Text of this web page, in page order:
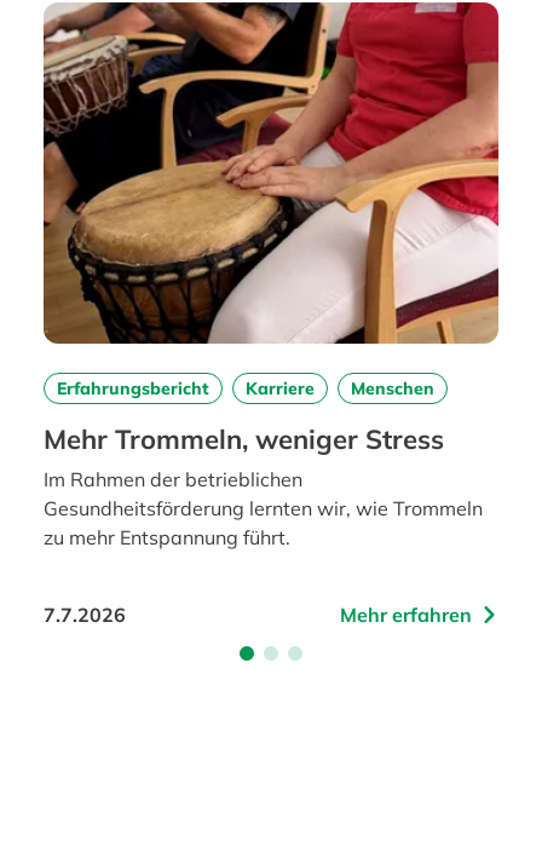
Erfahrungsbericht Karriere Menschen
Mehr Trommeln, weniger Stress
Im Rahmen der betrieblichen
Gesundheitsförderung lernten wir, wie Trommeln
zu mehr Entspannung führt.
7.7.2026 Mehr erfahren